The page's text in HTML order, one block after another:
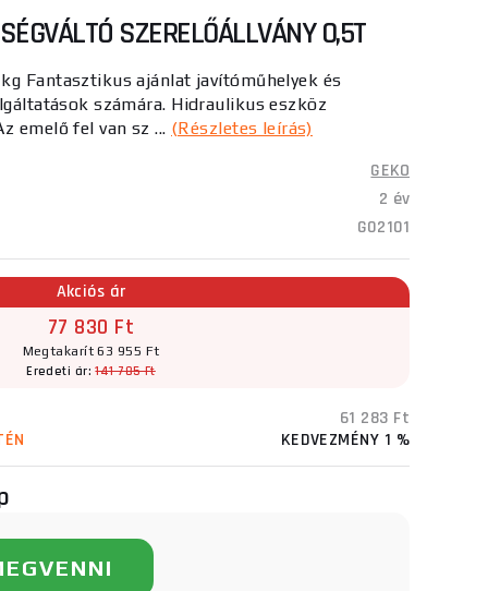
SZERELŐÁLLVÁNY 0,5T
Fantasztikus ajánlat javítóműhelyek és
számára. Hidraulikus eszköz
emelő fel van sz ... (Részletes leírás)
GEKO
2 év
G02101
Akciós ár
77 830 Ft
Megtakarít 63 955 Ft
Eredeti ár:141 785 Ft
61 283 Ft
KEDVEZMÉNY 1 %